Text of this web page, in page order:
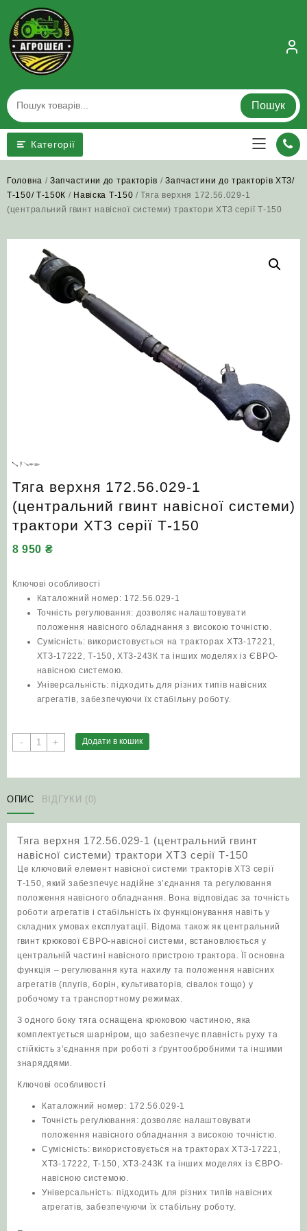
content
Пошук
Категорії
Головна /Запчастини до тракторів /Запчастини до тракторів ХТЗ/
Т-150/ Т-150К / Навіска Т-150 / Тяга верхня 172.56.029-1
(центральний гвинт навісної системи) трактори ХТЗ серії Т-150
Тяга верхня 172.56.029-1
(центральний гвинт навісної системи)
трактори ХТЗ серії Т-150
8 950 ₴
Ключові особливості
Каталожний номер: 172.56.029-1
Точність регулювання: дозволяє налаштовувати
положення навісного обладнання з високою точністю.
Сумісність: використовується на тракторах ХТЗ-17221,
ХТЗ-17222, Т-150, ХТЗ-243К та інших моделях із ЄВРО-
навісною системою.
Універсальність: підходить для різних типів навісних
агрегатів, забезпечуючи їх стабільну роботу.
-
Тяга
верхня
(центральний
гвинт
системи)
трактори
ХТЗ
серії
Т-150
кількість
+ Додати в кошик
ОПИС ВІДГУКИ (0)
Тяга верхня 172.56.029-1 (центральний гвинт
навісної системи) трактори ХТЗ серії Т-150
Це ключовий елемент навісної системи тракторів ХТЗ серії
Т-150, який забезпечує надійне з’єднання та регулювання
положення навісного обладнання. Вона відповідає за точність
роботи агрегатів і стабільність їх функціонування навіть у
складних умовах експлуатації. Відома також як центральний
гвинт крюкової ЄВРО-навісної системи, встановлюється у
центральній частині навісного пристрою трактора. Її основна
функція – регулювання кута нахилу та положення навісних
агрегатів (плугів, борін, культиваторів, сівалок тощо) у
робочому та транспортному режимах.
З одного боку тяга оснащена крюковою частиною, яка
комплектується шарніром, що забезпечує плавність руху та
стійкість з’єднання при роботі з ґрунтообробними та іншими
знаряддями.
Ключові особливості
Каталожний номер: 172.56.029-1
Точність регулювання: дозволяє налаштовувати
положення навісного обладнання з високою точністю.
Сумісність: використовується на тракторах ХТЗ-17221,
ХТЗ-17222, Т-150, ХТЗ-243К та інших моделях із ЄВРО-
навісною системою.
Універсальність: підходить для різних типів навісних
агрегатів, забезпечуючи їх стабільну роботу.